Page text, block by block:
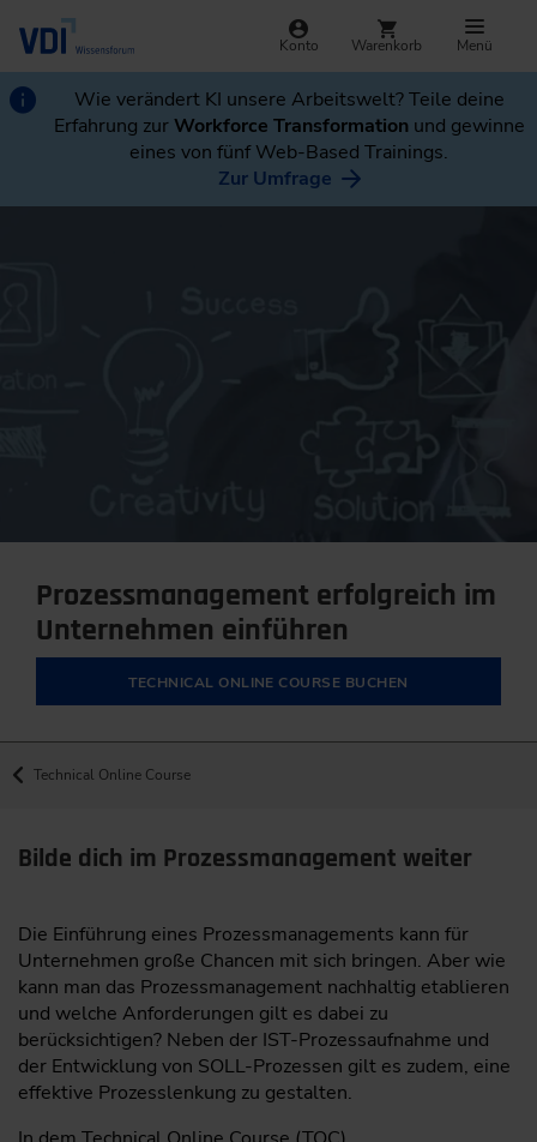
Konto Warenkorb Menü
Wie verändert KI unsere Arbeitswelt? Teile deine
Erfahrung zurWorkforce Transformation und gewinne
eines von fünf Web-Based Trainings.
Zur Umfrage
Prozessmanagement erfolgreich im
Unternehmen einführen
TECHNICAL ONLINE COURSE BUCHEN
Technical Online Course
Bilde dich im Prozessmanagement weiter
Die Einführung eines Prozessmanagements kann für
Unternehmen große Chancen mit sich bringen. Aber wie
kann man das Prozessmanagement nachhaltig etablieren
und welche Anforderungen gilt es dabei zu
berücksichtigen? Neben der IST-Prozessaufnahme und
der Entwicklung von SOLL-Prozessen gilt es zudem, eine
effektive Prozesslenkung zu gestalten.